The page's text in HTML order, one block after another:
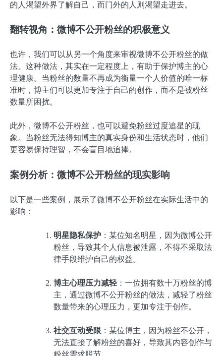
的人渴望外界了解自己，而门外的人则渴望走进去。
翻转视角：微博不公开粉丝的积极意义
也许，我们可以从另一个角度来审视微博不公开粉丝的做
法。这种做法，其实在一定程度上，有助于保护博主的心
理健康。当粉丝的数量不再成为衡量一个人价值的唯一标
准时，博主们可以更加专注于自己的创作，而不是被粉丝
数量所困扰。
此外，微博不公开粉丝，也可以避免粉丝过度追星的现
象。当粉丝无法得知博主的真实身份和生活状态时，他们
更容易保持理智，不会盲目地追捧。
案例分析：微博不公开粉丝的现实影响
以下是一些案例，展示了微博不公开粉丝在实际生活中的
影响：
明星隐私保护 ：某位知名明星，因为微博公开
粉丝，导致其个人信息被泄露，不得不采取法
律手段维护自己的权益。
博主心理压力减轻 ：一位拥有数十万粉丝的博
主，通过微博不公开粉丝的做法，减轻了粉丝
数量带来的心理压力，更加专注于创作。
社交互动受限 ：某位博主，因为粉丝不公开，
无法直接了解粉丝的喜好，导致其内容创作与
粉丝需求脱节。